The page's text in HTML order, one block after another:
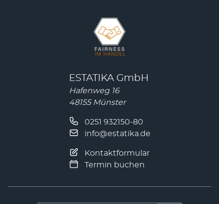
ESTATIKA GmbH
Hafenweg 16
48155 Münster
0251 932150-80
info@estatika.de
Kontaktformular
Termin buchen